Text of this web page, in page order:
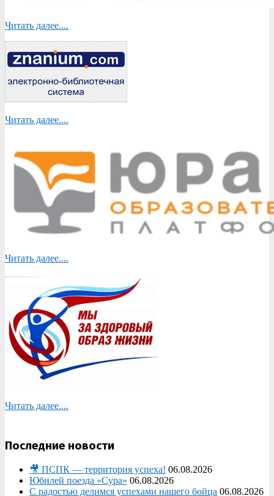
Читать далее....
Читать далее....
Читать далее....
Читать далее....
Последние новости
🎥 ПСПК — территория успеха! 06.08.2026
Юбилей поезда «Сура» 06.08.2026
С радостью делимся успехами нашего бойца 06.08.2026